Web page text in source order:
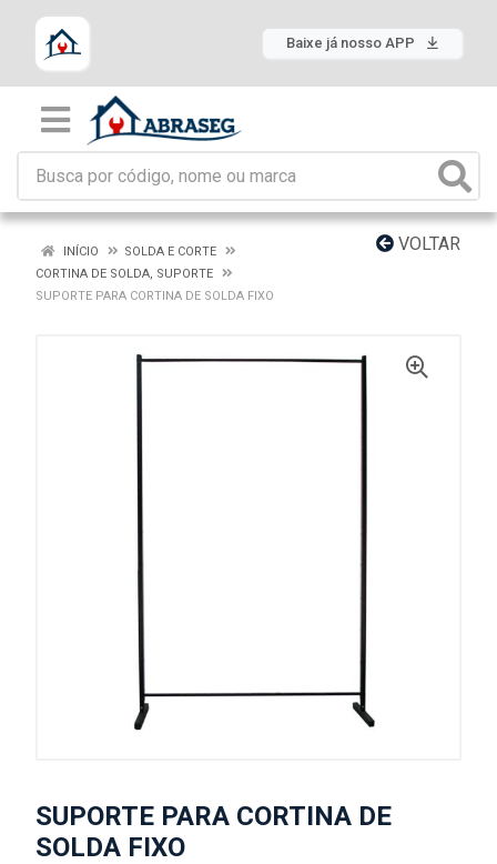
Baixe já nosso APP
VOLTAR
INÍCIO
SOLDA E CORTE
CORTINA DE SOLDA, SUPORTE
SUPORTE PARA CORTINA DE SOLDA FIXO
SUPORTE PARA CORTINA DE
SOLDA FIXO